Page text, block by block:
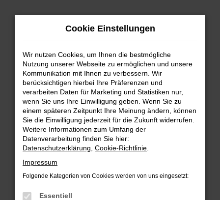
Zum
FEHLER: NETWORK ERROR
Beim Laden ist ein Fehler aufgetreten.
Hier sind ein paar Tipps, die dir helfen können:
Überprüfe deine Firewall und deine
Internetverbindung.
Laden andere Webseiten, zum Beispiel deine
Cookie Einstellungen
Wir nutzen Cookies, um Ihnen die bestmögliche
Nutzung unserer Webseite zu ermöglichen und unsere
Kommunikation mit Ihnen zu verbessern. Wir
berücksichtigen hierbei Ihre Präferenzen und
verarbeiten Daten für Marketing und Statistiken nur,
wenn Sie uns Ihre Einwilligung geben. Wenn Sie zu
einem späteren Zeitpunkt Ihre Meinung ändern, können
Sie die Einwilligung jederzeit für die Zukunft widerrufen.
Weitere Informationen zum Umfang der
Datenverarbeitung finden Sie hier:
Datenschutzerklärung Cookie-Richtlinie
Impressum
Folgende Kategorien von Cookies werden von uns eingesetzt:
Essentiell